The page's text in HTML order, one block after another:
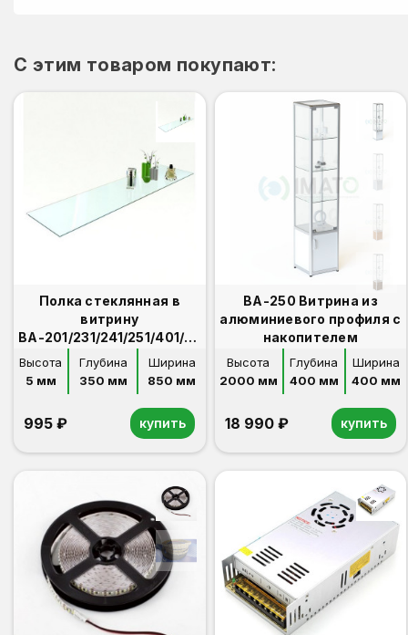
C этим товаром покупают:
Полка стеклянная в
витрину
ВА-201/231/241/251/401/431
дополнительная
Высота
5 мм
Глубина
350 мм
Ширина
850 мм
995 ₽ купить
ВА-250 Витрина из
алюминиевого профиля с
накопителем
Высота
2000 мм
Глубина
400 мм
Ширина
400 мм
18 990 ₽ купить